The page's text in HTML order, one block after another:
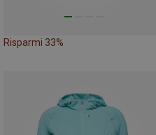
Risparmi 33%